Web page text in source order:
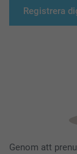
Registrera
Genom att